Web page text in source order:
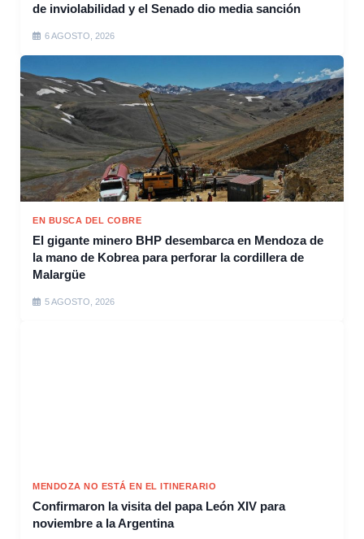
de inviolabilidad y el Senado dio media sanción
6 AGOSTO, 2026
EN BUSCA DEL COBRE
El gigante minero BHP desembarca en Mendoza de
la mano de Kobrea para perforar la cordillera de
Malargüe
5 AGOSTO, 2026
MENDOZA NO ESTÁ EN EL ITINERARIO
Confirmaron la visita del papa León XIV para
noviembre a la Argentina